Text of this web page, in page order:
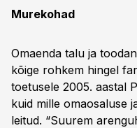
Murekohad
Omaenda talu ja
kõige rohkem hingel
toetusele 2005. aastal
kuid mille omaosaluse
leitud. “Suurem